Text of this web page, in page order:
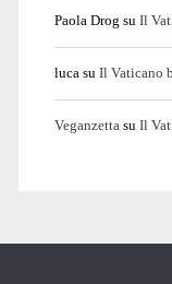
Paola Drog su Il
luca su Il Vaticano
Veganzetta su Il